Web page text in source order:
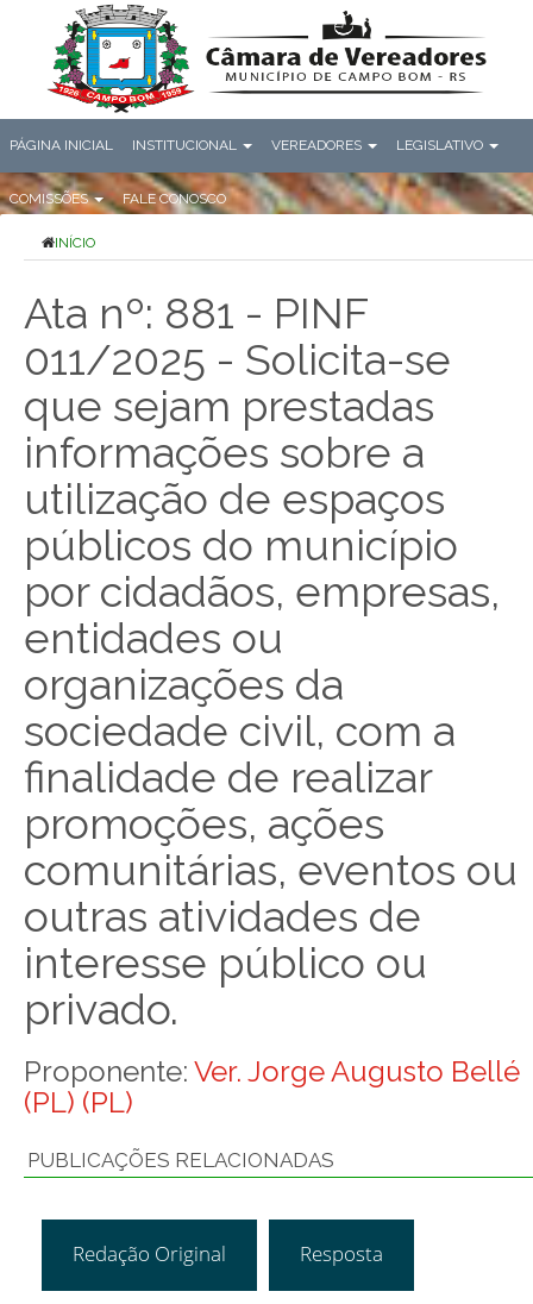
PÁGINA INICIAL INSTITUCIONAL VEREADORES LEGISLATIVO
COMISSÕES FALE CONOSCO
INÍCIO
Ata nº: 881 - PINF
011/2025 - Solicita-se
que sejam prestadas
informações sobre a
utilização de espaços
públicos do município
por cidadãos, empresas,
entidades ou
organizações da
sociedade civil, com a
finalidade de realizar
promoções, ações
comunitárias, eventos ou
outras atividades de
interesse público ou
privado.
Proponente: Ver. Jorge Augusto Bellé
(PL) (PL)
PUBLICAÇÕES RELACIONADAS
Redação Original Resposta